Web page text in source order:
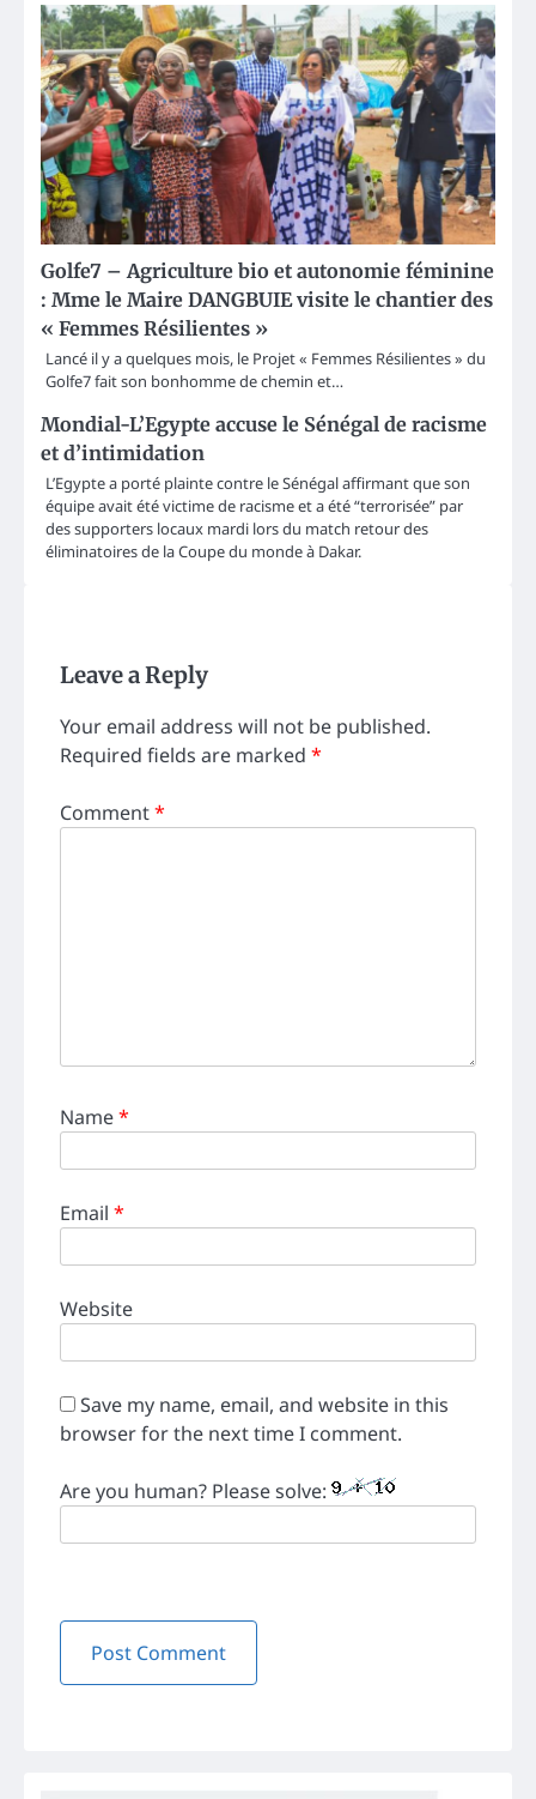
Golfe7 – Agriculture bio et autonomie féminine
: Mme le Maire DANGBUIE visite le chantier des
« Femmes Résilientes »
Lancé il y a quelques mois, le Projet « Femmes Résilientes » du
Golfe7 fait son bonhomme de chemin et…
Mondial-L’Egypte accuse le Sénégal de racisme
et d’intimidation
L’Egypte a porté plainte contre le Sénégal affirmant que son
équipe avait été victime de racisme et a été “terrorisée” par
des supporters locaux mardi lors du match retour des
éliminatoires de la Coupe du monde à Dakar.
Leave a Reply
Your email address will not be published.
Required fields are marked *
Comment*
Name*
Email *
Website
Save my name, email, and website in this
browser for the next time I comment.
Are you human? Please solve: